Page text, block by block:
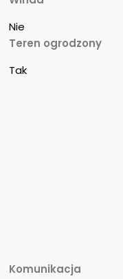
Nie
Teren ogrodzony
Tak
Komunikacja